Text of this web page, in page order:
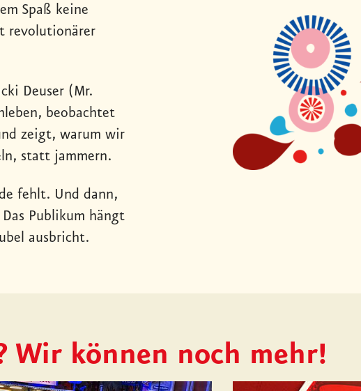
Spaß keine
revolutionärer
Deuser (Mr.
beobachtet
zeigt, warum wir
statt jammern.
fehlt. Und dann,
Publikum hängt
ausbricht.
Wir können noch mehr!